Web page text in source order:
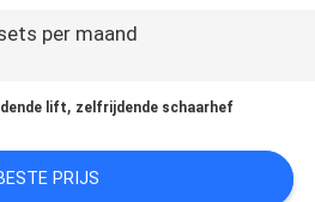
per maand
lift, zelfrijdende schaarhef
PRIJS